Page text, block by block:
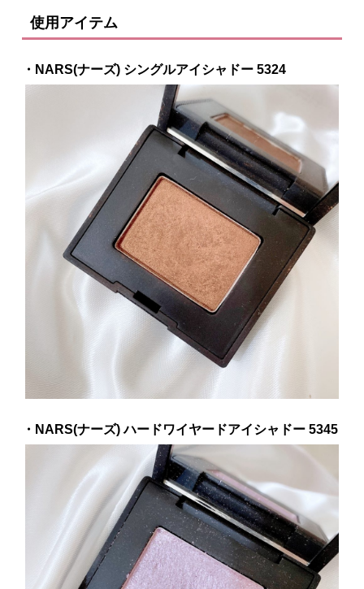
使用アイテム
・NARS(ナーズ) シングルアイシャドー 5324
・NARS(ナーズ) ハードワイヤードアイシャドー 5345